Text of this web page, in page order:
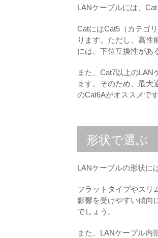
LANケーブルには、
CatにはCat5（カテゴ
ります。ただし、高性
には、下位互換性があ
また、Cat7以上の
ます。そのため、最大
のCat6Aがオススメです
形状で選ぶ
LANケーブルの形状に
フラットタイプやスリ
影響を受けやすい傾向
でしょう。
また、LANケーブル内